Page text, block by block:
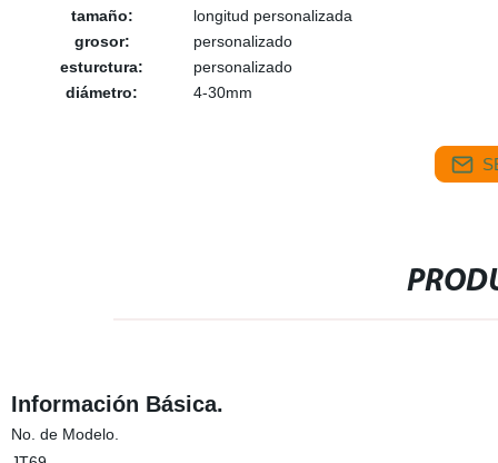
tamaño:
longitud personalizada
grosor:
personalizado
esturctura:
personalizado
diámetro:
4-30mm
Información Básica.
No. de Modelo.